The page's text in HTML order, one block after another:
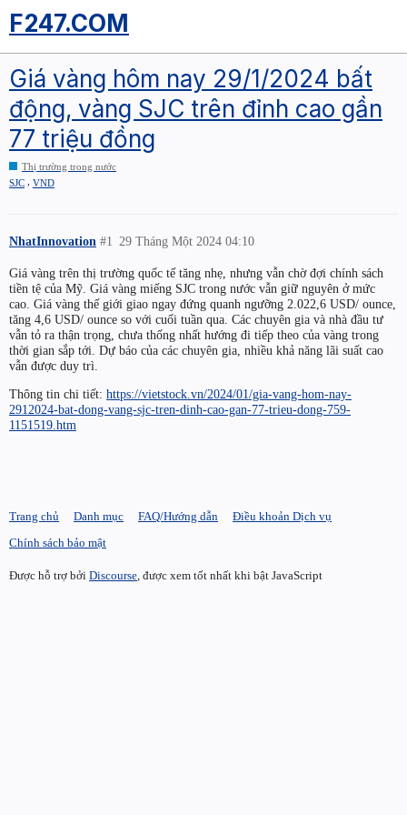
F247.COM
Giá vàng hôm nay 29/1/2024 bất
động, vàng SJC trên đỉnh cao gần
77 triệu đồng
Thị trường trong nước
SJC
VND
NhatInnovation 29 Tháng Một 2024 04:10
#1
Giá vàng trên thị trường quốc tế tăng nhẹ, nhưng vẫn chờ đợi chính sách
tiền tệ của Mỹ. Giá vàng miếng SJC trong nước vẫn giữ nguyên ở mức
cao. Giá vàng thế giới giao ngay đứng quanh ngưỡng 2.022,6 USD/ ounce,
tăng 4,6 USD/ ounce so với cuối tuần qua. Các chuyên gia và nhà đầu tư
vẫn tỏ ra thận trọng, chưa thống nhất hướng đi tiếp theo của vàng trong
thời gian sắp tới. Dự báo của các chuyên gia, nhiều khả năng lãi suất cao
vẫn được duy trì.
Thông tin chi tiết: https://vietstock.vn/2024/01/gia-vang-hom-nay-
2912024-bat-dong-vang-sjc-tren-dinh-cao-gan-77-trieu-dong-759-
1151519.htm
Trang chủ Danh mục FAQ/Hướng dẫn
Điều khoản Dịch vụ
Chính sách bảo mật
Được hỗ trợ bởi Discourse , được xem tốt nhất khi bật JavaScript